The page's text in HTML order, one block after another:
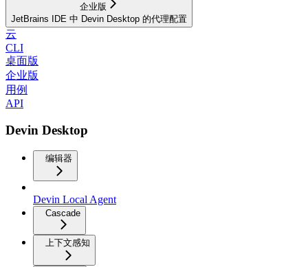
企业版
JetBrains IDE 中 Devin Desktop 的代理配置
云
CLI
桌面版
企业版
用例
API
Devin Desktop
编辑器
Devin Local Agent
Cascade
上下文感知